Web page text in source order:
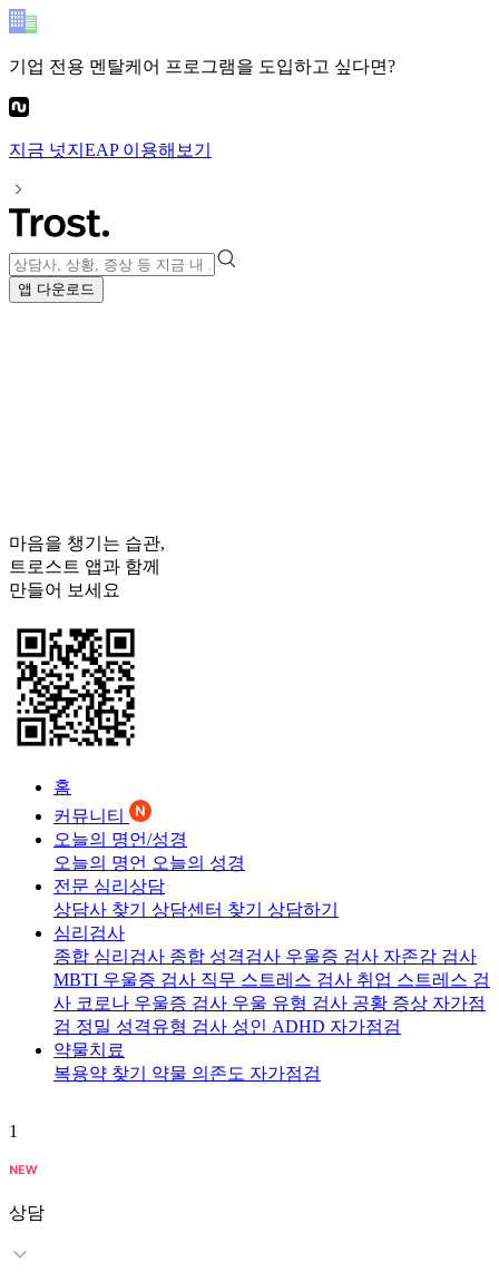
기업 전용 멘탈케어 프로그램을 도입하고 싶다면?
지금 넛지EAP이용해보기
앱 다운로드
마음을 챙기는 습관,
트로스트 앱과 함께
만들어 보세요
홈
커뮤니티
오늘의 명언/성경
오늘의 명언 오늘의 성경
전문 심리상담
상담사 찾기 상담센터 찾기 상담하기
심리검사
종합 심리검사 종합 성격검사 우울증 검사 자존감 검사
MBTI 우울증 검사 직무 스트레스 검사 취업 스트레스 검
사 코로나 우울증 검사 우울 유형 검사 공황 증상 자가점
검 정밀 성격유형 검사 성인 ADHD 자가점검
약물치료
복용약 찾기 약물 의존도 자가점검
1
상담